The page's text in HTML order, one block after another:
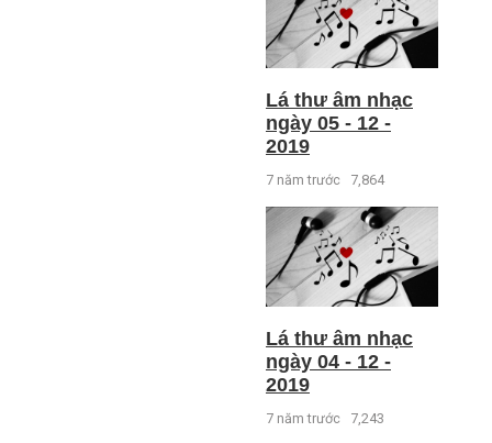
Lá thư âm nhạc
ngày 05 - 12 -
2019
7 năm trước 7,864
Lá thư âm nhạc
ngày 04 - 12 -
2019
7 năm trước 7,243